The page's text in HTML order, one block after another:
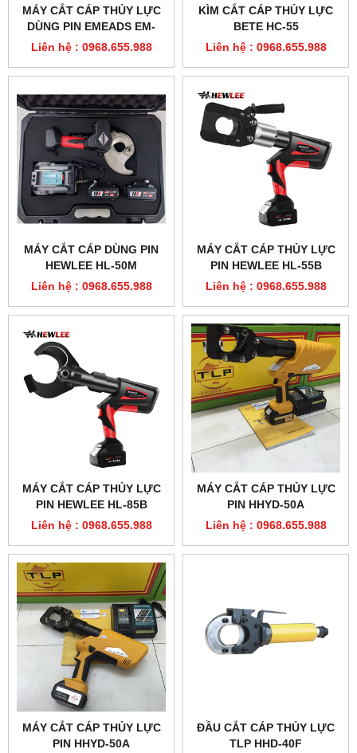
MÁY CẮT CÁP THỦY LỰC
DÙNG PIN EMEADS EM-
120C
Liên hệ : 0968.655.988
KÌM CẮT CÁP THỦY LỰC
BETE HC-55
Liên hệ : 0968.655.988
MÁY CẮT CÁP DÙNG PIN
HEWLEE HL-50M
Liên hệ : 0968.655.988
MÁY CẮT CÁP THỦY LỰC
PIN HEWLEE HL-55B
Liên hệ : 0968.655.988
MÁY CẮT CÁP THỦY LỰC
PIN HEWLEE HL-85B
Liên hệ : 0968.655.988
MÁY CẮT CÁP THỦY LỰC
PIN HHYD-50A
Liên hệ : 0968.655.988
MÁY CẮT CÁP THỦY LỰC
PIN HHYD-50A
ĐẦU CẮT CÁP THỦY LỰC
TLP HHD-40F